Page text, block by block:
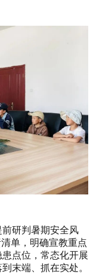
研判暑期安全风
单，明确宣教重点
点位，常态化开展
末端、抓在实处。